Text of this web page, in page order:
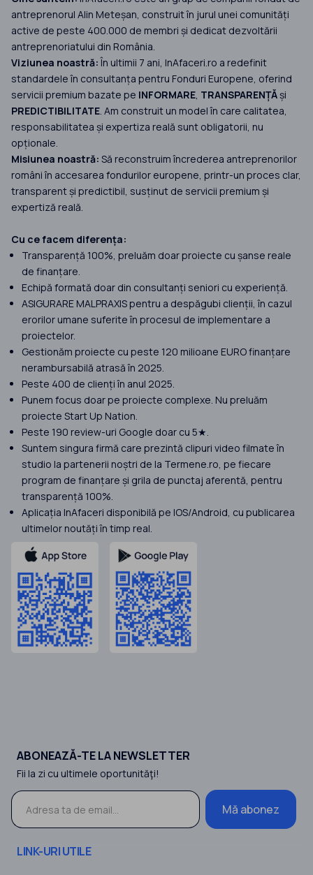
cu privire la investitiile in irigatii;
autoritatea competentă (dacă este cazul),
care să contribuie la atingerea stării bune
a acelor corpuri de apă.
racordarea la utilități, montarea
sistemelor de contorizare a apei,
montarea de echipamente pentru
producerea şi utilizarea energiei
din surse regenerabile (solară,
eoliană, aerotermală, geotermală,
hidrotermală, etc.), ca parte
componentă a proiectului, iar
energia obținută va fi destinată
exclusiv consumului propriu,
precum și investițiile care vor viza
alternativă de alimentare cu apă,
numai dacă furnizarea și utilizarea
acestei ape sunt în conformitate cu
Regulamentul (UE) 2020/741 al
costurile generale direct legate de
antreprenorul Alin Meteșan, construit în jurul unei comunități
active de peste 400.000 de membri și dedicat dezvoltării
antreprenoriatului din România.
Viziunea noastră:În ultimii 7 ani, InAfaceri.ro a redefinit
standardele în consultanța pentru Fonduri Europene, oferind
servicii premium bazate pe INFORMARE, TRANSPARENȚĂși
PREDICTIBILITATE. Am construit un model în care calitatea,
responsabilitatea și expertiza reală sunt obligatorii, nu
opționale.
Misiunea noastră: Să reconstruim încrederea antreprenorilor
români în accesarea fondurilor europene, printr-un proces clar,
transparent și predictibil, susținut de servicii premium și
expertiză reală.
Cu ce facem diferența:
Transparență 100%, preluăm doar proiecte cu șanse reale
de finanțare.
Echipă formată doar din consultanți seniori cu experiență.
ASIGURARE MALPRAXIS pentru a despăgubi clienții, în cazul
erorilor umane suferite în procesul de implementare a
proiectelor.
Gestionăm proiecte cu peste 120 milioane EURO finanțare
nerambursabilă atrasă în 2025.
Peste 400 de clienți în anul 2025.
Punem focus doar pe proiecte complexe. Nu preluăm
proiecte Start Up Nation.
Peste 190 review-uri Google doar cu 5★.
Suntem singura firmă care prezintă clipuri video filmate în
studio la partenerii noștri de la Termene.ro, pe fiecare
program de finanțare și grila de punctaj aferentă, pentru
transparență 100%.
Aplicația InAfaceri disponibilă pe IOS/Android, cu publicarea
ultimelor noutăți în timp real.
ABONEAZĂ-TE LA NEWSLETTER
Fii la zi cu ultimele oportunităţi!
Mă abonez
LINK-URI UTILE